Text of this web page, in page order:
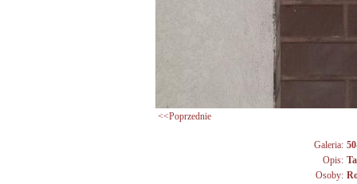
<<Poprzednie
Galeria:
Opis:
Osoby: